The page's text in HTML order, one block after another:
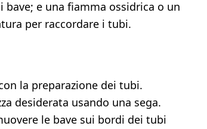
e una fiamma ossidrica o un
per raccordare i tubi.
la preparazione dei tubi.
desiderata usando una sega.
le bave sui bordi dei tubi